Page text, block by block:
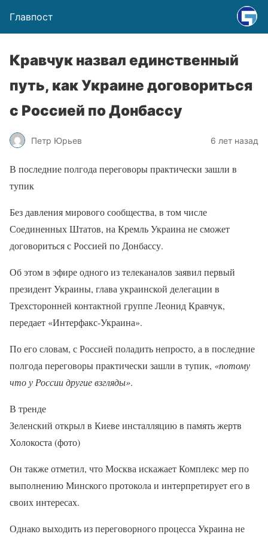
Главпост
Кравчук назвал единственный
путь, как Украине договориться
с Россией по Донбассу
Петр Юрьев 6 лет назад
В последние полгода переговоры практически зашли в
тупик
Без давления мирового сообщества, в том числе
Соединенных Штатов, на Кремль Украина не сможет
договориться с Россией по Донбассу.
Об этом в эфире одного из телеканалов заявил первый
президент Украины, глава украинской делегации в
Трехсторонней контактной группе Леонид Кравчук,
передает «Интерфакс-Украина».
По его словам, с Россией поладить непросто, а в последние
полгода переговоры практически зашли в тупик, «потому
что у России другие взгляды».
В тренде
Зеленский открыл в Киеве инсталляцию в память жертв
Холокоста (фото)
Он также отметил, что Москва искажает Комплекс мер по
выполнению Минского протокола и интерпретирует его в
своих интересах.
Однако выходить из переговорного процесса Украина не